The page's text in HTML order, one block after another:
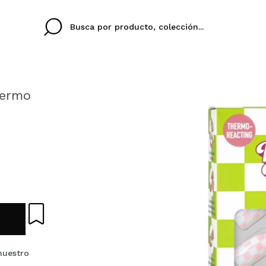
No tengo cuenta
Al crear una cuenta
rápidamente, revisar
anteriores.
IDIOMA ESPAÑOL ENGLISH
Ines
colori